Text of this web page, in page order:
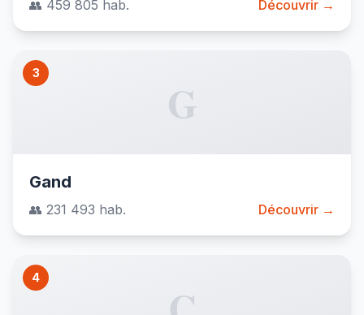
👥 459 805 hab. Découvrir →
3
G
Gand
👥 231 493 hab. Découvrir →
4